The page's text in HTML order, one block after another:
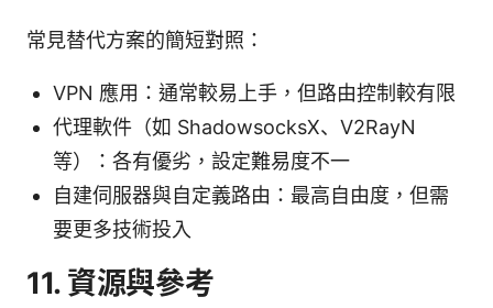
常見替代方案的簡短對照：
VPN 應用：通常較易上手，但路由控制較有限
代理軟件（如 ShadowsocksX、V2RayN
等）：各有優劣，設定難易度不一
自建伺服器與自定義路由：最高自由度，但需
要更多技術投入
11. 資源與參考